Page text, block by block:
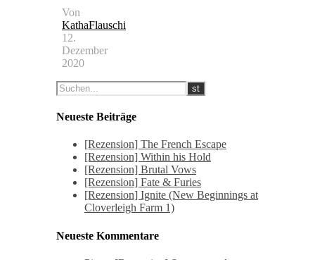
Von
KathaFlauschi
12.
Dezember
2020
Neueste Beiträge
[Rezension] The French Escape
[Rezension] Within his Hold
[Rezension] Brutal Vows
[Rezension] Fate & Furies
[Rezension] Ignite (New Beginnings at
Cloverleigh Farm 1)
Neueste Kommentare